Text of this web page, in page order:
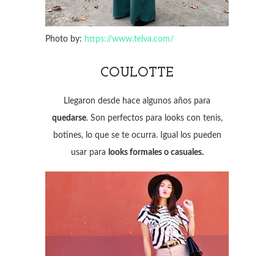
Photo by: https://www.telva.com/
COULOTTE
Llegaron desde hace algunos años para
quedarse. Son perfectos para looks con tenis,
botines, lo que se te ocurra. Igual los pueden
usar para looks formales o casuales.